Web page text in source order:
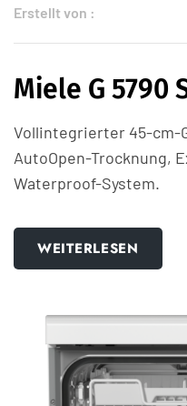
Erstellt von :
Miele G 5790
Vollintegrierter 45-cm-
AutoOpen-Trocknung,
Waterproof-System.
WEITERLESEN